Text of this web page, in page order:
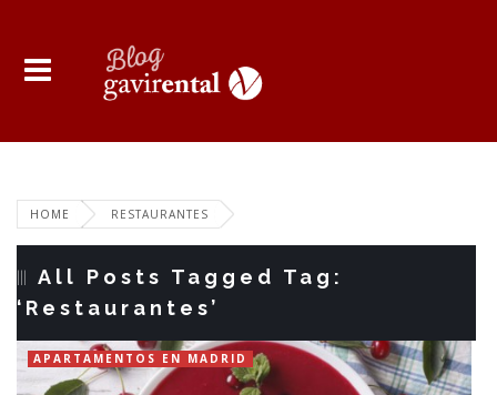
HOME RESTAURANTES
All Posts Tagged Tag:
‘Restaurantes’
APARTAMENTOS EN MADRID